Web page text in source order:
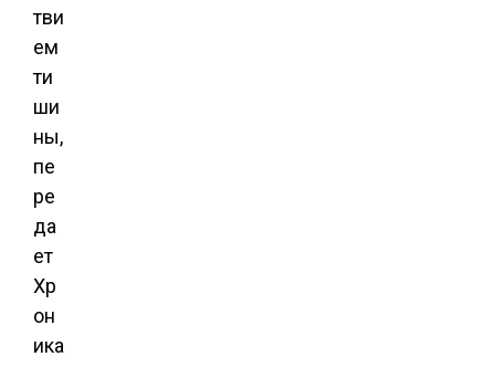
тви
ем
ти
ши
ны,
пе
ре
да
ет
Хр
он
ика